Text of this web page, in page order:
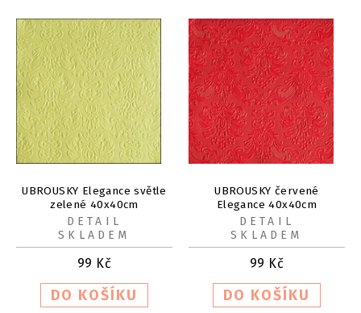
UBROUSKY Elegance světle
zelené 40x40cm
99 Kč
DETAIL
SKLADEM
UBROUSKY červené
Elegance 40x40cm
99 Kč
DETAIL
SKLADEM